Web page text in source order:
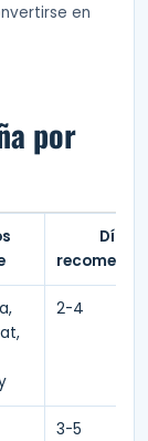
en
por
Días
2-4
3-5